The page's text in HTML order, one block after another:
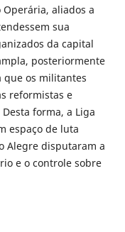
aliados a
sua
da capital
posteriormente
que os militantes
reformistas e
forma, a Liga
espaço de luta
Alegre disputaram a
e o controle sobre